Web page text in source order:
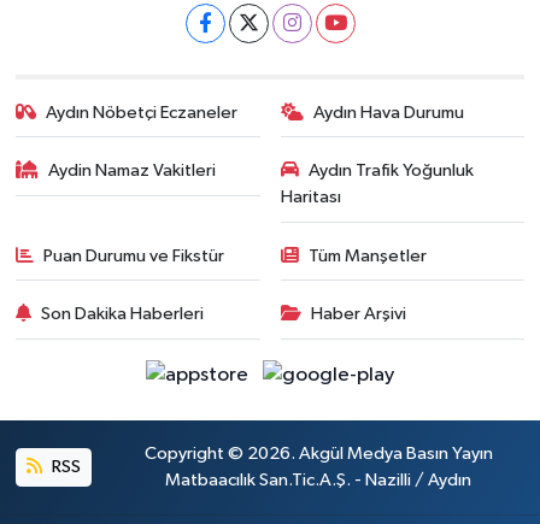
Aydın Nöbetçi Eczaneler Aydın Hava Durumu
Aydin Namaz Vakitleri
Aydın Trafik Yoğunluk
Haritası
Puan Durumu ve Fikstür Tüm Manşetler
Son Dakika Haberleri Haber Arşivi
RSS
Copyright © 2026. Akgül Medya Basın Yayın
Matbaacılık San.Tic.A.Ş. - Nazilli / Aydın